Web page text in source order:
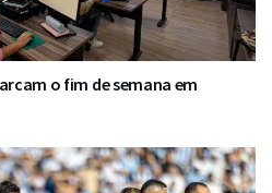
o fim de semana em